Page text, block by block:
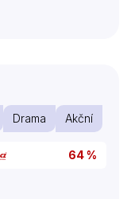
Vzkazu v
Drama Akční
64 %